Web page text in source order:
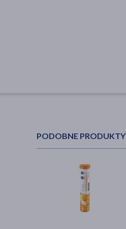
PODOBNE PRODUKTY